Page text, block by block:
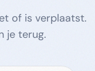
of is verplaatst.
je terug.